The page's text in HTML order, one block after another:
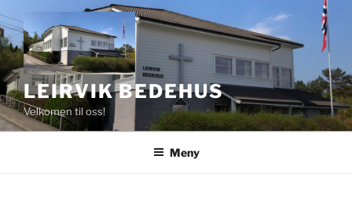
til
innhold
LEIRVIK BEDEHUS
Velkomen til oss!
Meny